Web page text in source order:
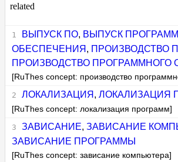
related
ВЫПУСК ПО, ВЫПУСК
ОБЕСПЕЧЕНИЯ , ПРОИЗВОДСТВО
ПРОИЗВОДСТВО ПРОГРАММНОГО
[RuThes concept: производство
ЛОКАЛИЗАЦИЯ , ЛОКАЛИЗАЦИЯ
[RuThes concept: локализация программ]
ЗАВИСАНИЕ, ЗАВИСАНИЕ
ЗАВИСАНИЕ ПРОГРАММЫ
[RuThes concept: зависание компьютера]